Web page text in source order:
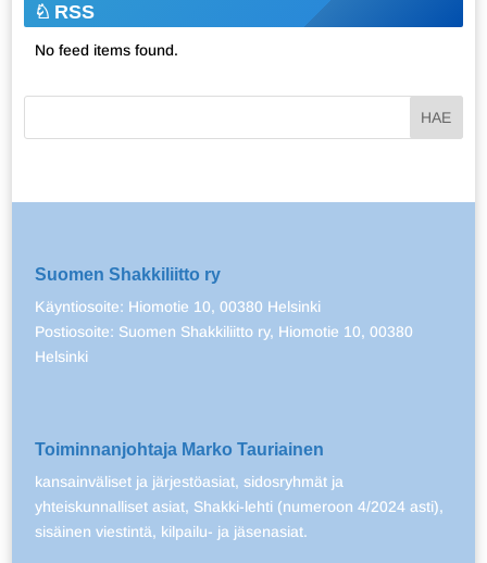
RSS
No feed items found.
Suomen Shakkiliitto ry
Käyntiosoite: Hiomotie 10, 00380 Helsinki
Postiosoite: Suomen Shakkiliitto ry, Hiomotie 10, 00380
Helsinki
Toiminnanjohtaja Marko Tauriainen
kansainväliset ja järjestöasiat, sidosryhmät ja
yhteiskunnalliset asiat, Shakki-lehti (numeroon 4/2024 asti),
sisäinen viestintä, kilpailu- ja jäsenasiat.